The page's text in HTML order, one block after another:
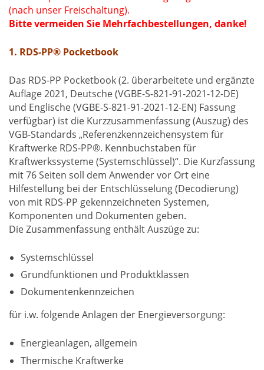
(nach unser Freischaltung).
Bitte vermeiden Sie Mehrfachbestellungen, danke!
1. RDS-PP® Pocketbook
Das RDS-PP Pocketbook (2. überarbeitete und ergänzte
Auflage 2021, Deutsche (VGBE-S-821-91-2021-12-DE)
und Englische (VGBE-S-821-91-2021-12-EN) Fassung
verfügbar) ist die Kurzzusammenfassung (Auszug) des
VGB-Standards „Referenzkennzeichensystem für
Kraftwerke RDS-PP®. Kennbuchstaben für
Kraftwerkssysteme (Systemschlüssel)“. Die Kurzfassung
mit 76 Seiten soll dem Anwender vor Ort eine
Hilfestellung bei der Entschlüsselung (Decodierung)
von mit RDS-PP gekennzeichneten Systemen,
Komponenten und Dokumenten geben.
Die Zusammenfassung enthält Auszüge zu:
Systemschlüssel
Grundfunktionen und Produktklassen
Dokumentenkennzeichen
für i.w. folgende Anlagen der Energieversorgung:
Energieanlagen, allgemein
Thermische Kraftwerke